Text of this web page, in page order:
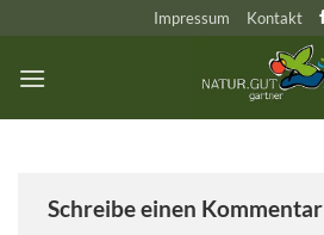
Inhalt
springen
Impressum Kontakt
Schreibe einen Kommentar